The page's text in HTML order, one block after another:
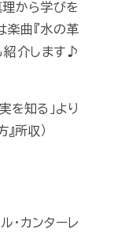
理から学びを
楽曲『水の革
紹介します♪
を知る」より
所収）
・カンターレ